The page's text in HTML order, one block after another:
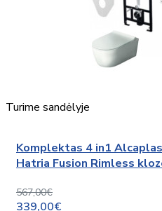
Turime sandėlyje
Komplektas 4 in1
Hatria Fusion Rimless
567,00€
339,00€